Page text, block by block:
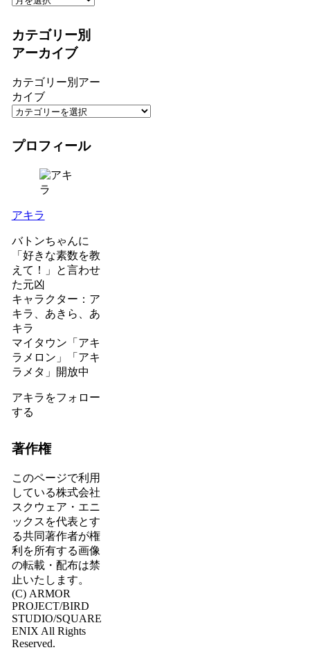
カテゴリー別
アーカイブ
カテゴリー別アー
カイブ
プロフィール
アキラ
バトンちゃんに
「好きな素数を教
えて！」と言わせ
た元凶
キャラクター：ア
キラ、あきら、あ
キラ
マイタウン「アキ
ラメロン」「アキ
ラメタ」開放中
アキラをフォロー
する
著作権
このページで利用
している株式会社
スクウェア・エニ
ックスを代表とす
る共同著作者が権
利を所有する画像
の転載・配布は禁
止いたします。
(C) ARMOR
PROJECT/BIRD
STUDIO/SQUARE
ENIX All Rights
Reserved.